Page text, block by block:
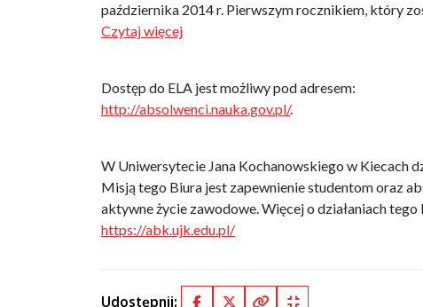
października 2014 r. Pierwszym rocznikiem, który
Czytaj więcej
Dostęp do ELA jest możliwy pod adresem:
http://absolwenci.nauka.gov.pl/.
W Uniwersytecie Jana Kochanowskiego w Kiecach
Misją tego Biura jest zapewnienie studentom oraz
aktywne życie zawodowe. Więcej o działaniach tego
https://abk.ujk.edu.pl/
Udostępnij: